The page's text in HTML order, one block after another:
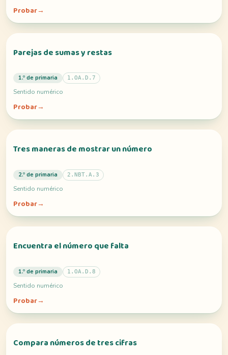
Probar→
Parejas de sumas y restas
1.º de primaria 1.OA.D.7
Sentido numérico
Probar→
Tres maneras de mostrar un número
2.º de primaria 2.NBT.A.3
Sentido numérico
Probar→
Encuentra el número que falta
1.º de primaria 1.OA.D.8
Sentido numérico
Probar→
Compara números de tres cifras